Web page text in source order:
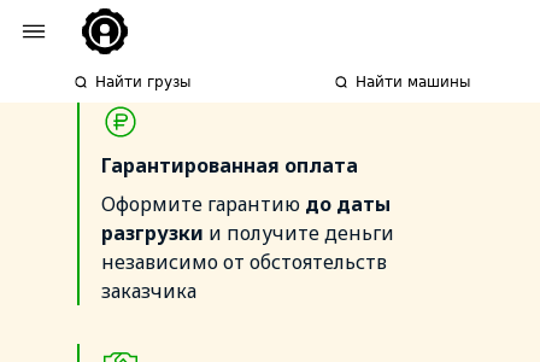
Найти грузы Найти машины
Оформите гарантию до даты
разгрузки и получите деньги
независимо от обстоятельств
заказчика
Гарантированная оплата